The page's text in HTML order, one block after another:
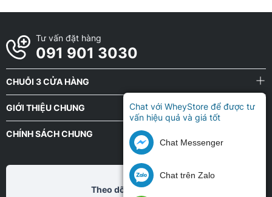
Tư vấn đặt hàng
091 901 3030
CHUỖI 3 CỬA HÀNG
GIỚI THIỆU CHUNG
CHÍNH SÁCH CHUNG
Theo dõi chũng tôi tại
Chat với WheyStore để được tư
vấn hiệu quả và giá tốt
Chat Messenger
Chat trên Zalo